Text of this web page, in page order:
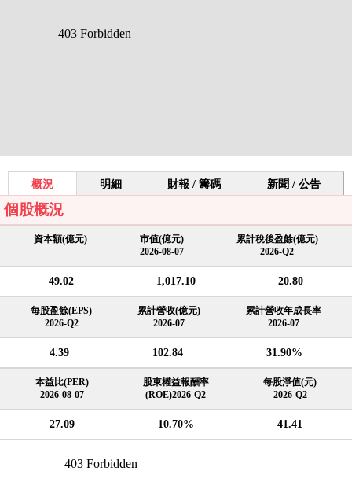
概況 明細 財報 / 籌碼 新聞 / 公告
個股概況
資本額(億元)
市值(億元)
2026-08-07
累計稅後盈餘(億元)
2026-Q2
49.02 1,017.10 20.80
每股盈餘(EPS)
2026-Q2
累計營收(億元)
2026-07
累計營收年成長率
2026-07
4.39 102.84 31.90%
本益比(PER)
2026-08-07
股東權益報酬率
(ROE)2026-Q2
每股淨值(元)
2026-Q2
27.09 10.70% 41.41